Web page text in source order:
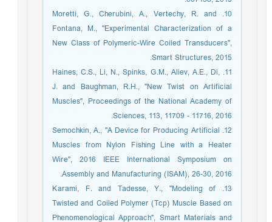
10. Moretti, G., Cherubini, A., Vertechy, R. and
Fontana, M., "Experimental Characterization of a
New Class of Polymeric-Wire Coiled Transducers",
Smart Structures, 2015.
11. Haines, C.S., Li, N., Spinks, G.M., Aliev, A.E., Di,
J. and Baughman, R.H., "New Twist on Artificial
Muscles", Proceedings of the National Academy of
Sciences, 113, 11709 - 11716, 2016.
12. Semochkin, A., "A Device for Producing Artificial
Muscles from Nylon Fishing Line with a Heater
Wire", 2016 IEEE International Symposium on
Assembly and Manufacturing (ISAM), 26-30, 2016.
13. Karami, F. and Tadesse, Y., "Modeling of
Twisted and Coiled Polymer (Tcp) Muscle Based on
Phenomenological Approach", Smart Materials and